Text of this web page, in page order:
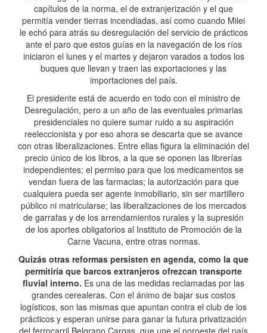
capítulos de la norma, el de extranjerización y el que
permitía vender tierras incendiadas, así como cuando Milei
le echó para atrás su desregulación del servicio de prácticos
ante el paro que estos guías en la navegación de los ríos
iniciaron el lunes y el martes y dejaron varados a todos los
buques que llevan y traen las exportaciones y las
importaciones del país.
El presidente está de acuerdo en todo con el ministro de
Desregulación, pero a un año de las eventuales primarias
presidenciales no quiere sumar ruido a su aspiración
reeleccionista y por eso ahora se descarta que se avance
con otras liberalizaciones. Entre ellas figura la eliminación del
precio único de los libros, a la que se oponen las librerías
independientes; el permiso para que los medicamentos se
vendan fuera de las farmacias; la autorización para que
cualquiera pueda ser agente inmobiliario, sin ser martillero
público ni matricularse; las liberalizaciones de los mercados
de garrafas y de los arrendamientos rurales y la supresión
de los aportes obligatorios al Instituto de Promoción de la
Carne Vacuna, entre otras normas.
Quizás otras reformas persisten en agenda, como la que
permitiría que barcos extranjeros ofrezcan transporte
fluvial interno. Es una de las medidas reclamadas por las
grandes cerealeras. Con el ánimo de bajar sus costos
logísticos, son las mismas que apuntan contra el club de los
prácticos y esperan unirse para ganar la futura privatización
del ferrocarril Belgrano Cargas, que une el noroeste del país